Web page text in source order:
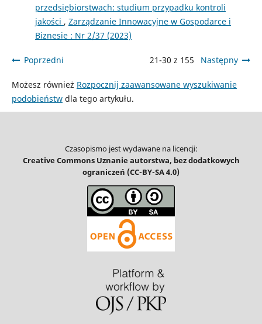
przedsiębiorstwach: studium przypadku kontroli
jakości , Zarządzanie Innowacyjne w Gospodarce i
Biznesie : Nr 2/37 (2023)
Poprzedni 21-30 z 155 Następny
Możesz również Rozpocznij zaawansowane wyszukiwanie
podobieństwdla tego artykułu.
Czasopismo jest wydawane na licencji:
Creative Commons Uznanie autorstwa, bez dodatkowych
ograniczeń (CC-BY-SA 4.0)